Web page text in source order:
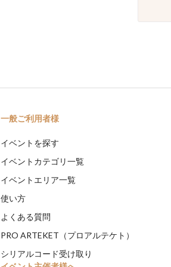
一般ご利用者様
イベントを探す
イベントカテゴリ一覧
イベントエリア一覧
使い方
よくある質問
PRO ARTEKET（プロアルテケト）
シリアルコード受け取り